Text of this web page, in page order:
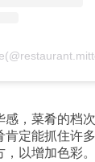
感，菜肴的档
肯定能抓住许
，以增加色彩